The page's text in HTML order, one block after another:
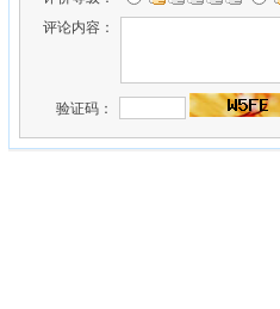
评论内容：
验证码：